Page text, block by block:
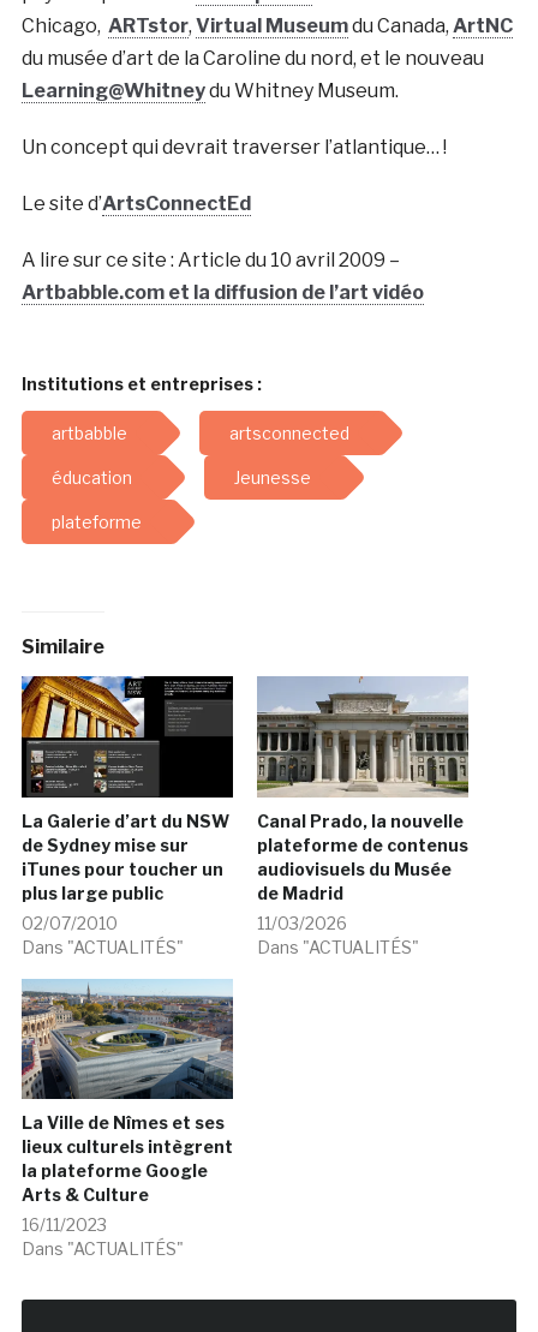
Chicago, ARTstor, Virtual Museumdu Canada, ArtNC
du musée d’art de la Caroline du nord, et le nouveau
Learning@Whitneydu Whitney Museum.
Un concept qui devrait traverser l’atlantique… !
Le site d’ArtsConnectEd
A lire sur ce site : Article du 10 avril 2009 –
Artbabble.com et la diffusion de l’art vidéo
Institutions et entreprises :
artbabble artsconnected
éducation Jeunesse
plateforme
Similaire
La Galerie d’art du NSW
de Sydney mise sur
iTunes pour toucher un
plus large public
02/07/2010
Dans "ACTUALITÉS"
Canal Prado, la nouvelle
plateforme de contenus
audiovisuels du Musée
de Madrid
11/03/2026
Dans "ACTUALITÉS"
La Ville de Nîmes et ses
lieux culturels intègrent
la plateforme Google
Arts & Culture
16/11/2023
Dans "ACTUALITÉS"